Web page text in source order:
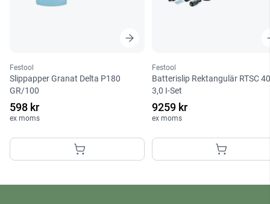
Festool
Slippapper Granat Delta P180
GR/100
598 kr
ex moms
Festool
Batterislip Rektangulär RTSC
3,0 I-Set
9259 kr
ex moms